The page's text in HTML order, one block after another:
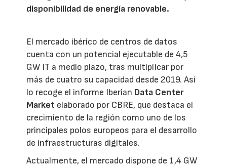
disponibilidad de energía renovable.
El mercado ibérico de centros de datos
cuenta con un potencial ejecutable de 4,5
GW IT a medio plazo, tras multiplicar por
más de cuatro su capacidad desde 2019. Así
lo recoge el informe Iberian Data Center
Market elaborado por CBRE, que destaca el
crecimiento de la región como uno de los
principales polos europeos para el desarrollo
de infraestructuras digitales.
Actualmente, el mercado dispone de 1,4 GW